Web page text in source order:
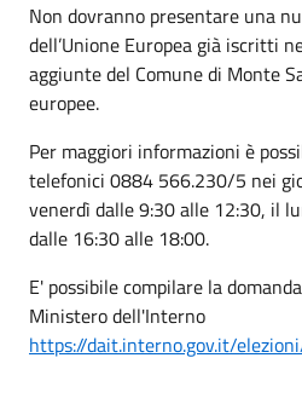
Non dovranno presentare una
dell’Unione Europea già iscritti
aggiunte del Comune di Monte
europee.
Per maggiori informazioni è
telefonici 0884 566.230/5 nei
venerdì dalle 9:30 alle 12:30, il
dalle 16:30 alle 18:00.
E' possibile compilare la
Ministero dell'Interno
https://dait.interno.gov.it/